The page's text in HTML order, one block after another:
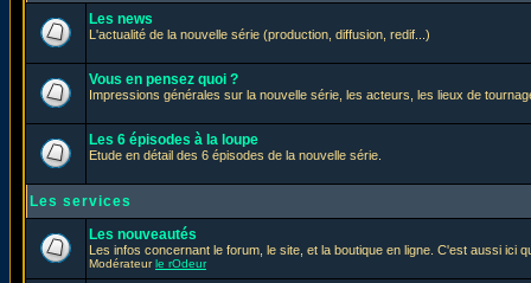
Les news
L'actualité de la nouvelle série (production, diffusion, redif...)
Vous en pensez quoi ?
Impressions générales sur la nouvelle série, les acteurs, les lieux de
Les 6 épisodes à la loupe
Etude en détail des 6 épisodes de la nouvelle série.
Les services
Les nouveautés
Les infos concernant le forum, le site, et la boutique en ligne. C'est aussi ici
Modérateurle rOdeur